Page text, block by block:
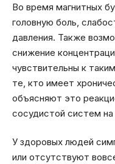
Во время магнитных
головную боль,
давления. Также
снижение
чувствительны к
те, кто имеет
объясняют это
сосудистой систем на
У здоровых людей
или отсутствуют